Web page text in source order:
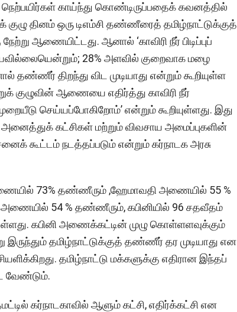
காய்ந்து கொண்டிருப்பதைக் கவனத்தில்
குழு தினம் ஒரு டிஎம்சி தண்ணீரைத் தமிழ்நாட்டுக்குத்
நேற்று ஆணையிட்டது. ஆனால் ‘காவிரி நீர் பிடிப்புப்
28% அளவில் குறைவாக மழை
தண்ணீர் திறந்து விட முடியாது என்றும் கூறியுள்ள
குழுவின் ஆணையை எதிர்த்து காவிரி நீர்
செய்யப்போகிறோம்’ என்றும் கூறியுள்ளது. இது
கட்சிகள் மற்றும் விவசாய அமைப்புகளின்
கூட்டம் நடத்தப்படும் என்றும் கர்நாடக அரசு
73% தண்ணீரும் ,ஹேமாவதி அணையில் 55 %
54 % தண்ணீரும், கபினியில் 96 சதவீதம்
கபினி அணைக்கட்டின் முழு கொள்ளளவுக்கும்
தமிழ்நாட்டுக்குத் தண்ணீர் தர முடியாது என
தமிழ்நாட்டு மக்களுக்கு எதிரான இந்தப்
வேண்டும்.
கர்நாடகாவில் ஆளும் கட்சி, எதிர்க்கட்சி என